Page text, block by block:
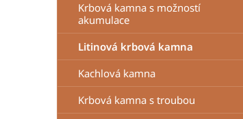
Krbová kamna s možností
akumulace
Litinová krbová kamna
Kachlová kamna
Krbová kamna s troubou